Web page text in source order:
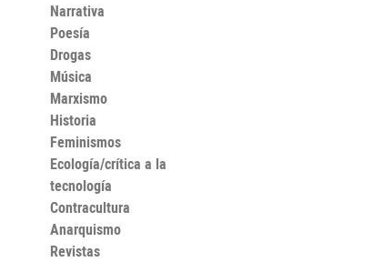
Narrativa
Poesía
Drogas
Música
Marxismo
Historia
Feminismos
Ecología/crítica a la
tecnología
Contracultura
Anarquismo
Revistas